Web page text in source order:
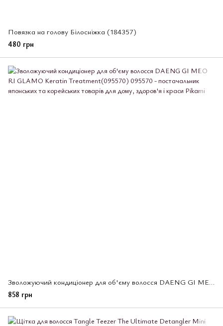
Повязка на голову Білосніжка (184357)
480 грн
Зволожуючий кондиціонер для об'єму волосся DAENG GI MEO RI GLAMO Keratin Treatment(095570)
858 грн